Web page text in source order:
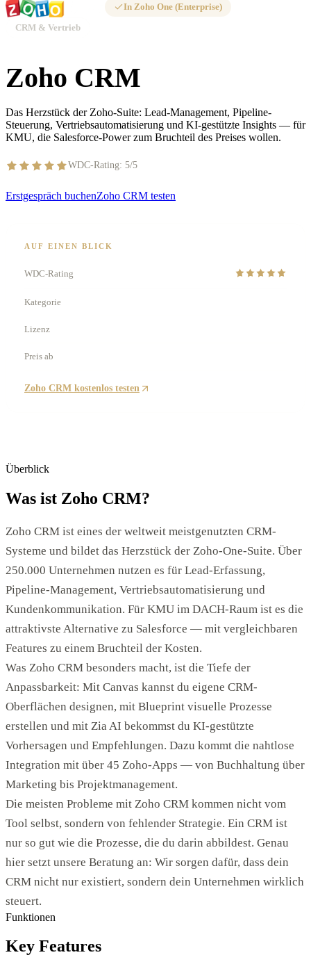
In Zoho One (Enterprise)
CRM & Vertrieb
Zoho CRM
Das Herzstück der Zoho-Suite: Lead-Management, Pipeline-
Steuerung, Vertriebsautomatisierung und KI-gestützte Insights — für
KMU, die Salesforce-Power zum Bruchteil des Preises wollen.
WDC-Rating: 5/5
Erstgespräch buchenZoho CRM testen
AUF EINEN BLICK
WDC-Rating
Kategorie
Lizenz
Preis ab
Zoho CRM kostenlos testen
Überblick
Was ist Zoho CRM?
Zoho CRM ist eines der weltweit meistgenutzten CRM-
Systeme und bildet das Herzstück der Zoho-One-Suite. Über
250.000 Unternehmen nutzen es für Lead-Erfassung,
Pipeline-Management, Vertriebsautomatisierung und
Kundenkommunikation. Für KMU im DACH-Raum ist es die
attraktivste Alternative zu Salesforce — mit vergleichbaren
Features zu einem Bruchteil der Kosten.
Was Zoho CRM besonders macht, ist die Tiefe der
Anpassbarkeit: Mit Canvas kannst du eigene CRM-
Oberflächen designen, mit Blueprint visuelle Prozesse
erstellen und mit Zia AI bekommst du KI-gestützte
Vorhersagen und Empfehlungen. Dazu kommt die nahtlose
Integration mit über 45 Zoho-Apps — von Buchhaltung über
Marketing bis Projektmanagement.
Die meisten Probleme mit Zoho CRM kommen nicht vom
Tool selbst, sondern von fehlender Strategie. Ein CRM ist
nur so gut wie die Prozesse, die du darin abbildest. Genau
hier setzt unsere Beratung an: Wir sorgen dafür, dass dein
CRM nicht nur existiert, sondern dein Unternehmen wirklich
steuert.
Funktionen
Key Features